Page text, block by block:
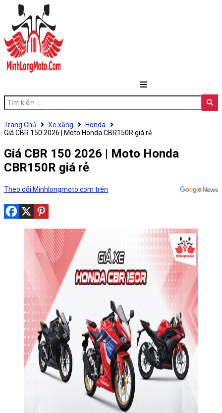
Trang Chủ Xe xăng
Honda
Giá CBR 150 2026 | Moto Honda CBR150R giá rẻ
Giá CBR 150 2026 | Moto Honda
CBR150R giá rẻ
Theo dõi Minhlongmoto.com trên